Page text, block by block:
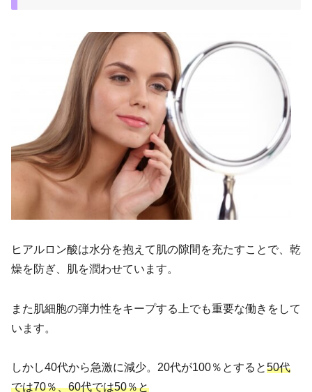
ヒアルロン酸は水分を抱えて肌の隙間を充たすことで、乾
燥を防ぎ、肌を潤わせています。
また肌細胞の弾力性をキープする上でも重要な働きをして
います。
しかし40代から急激に減少。20代が100％とすると50代
では70％、60代では50％と